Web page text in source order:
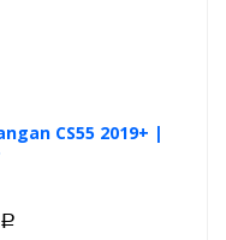
CS55 2019+ |
Р